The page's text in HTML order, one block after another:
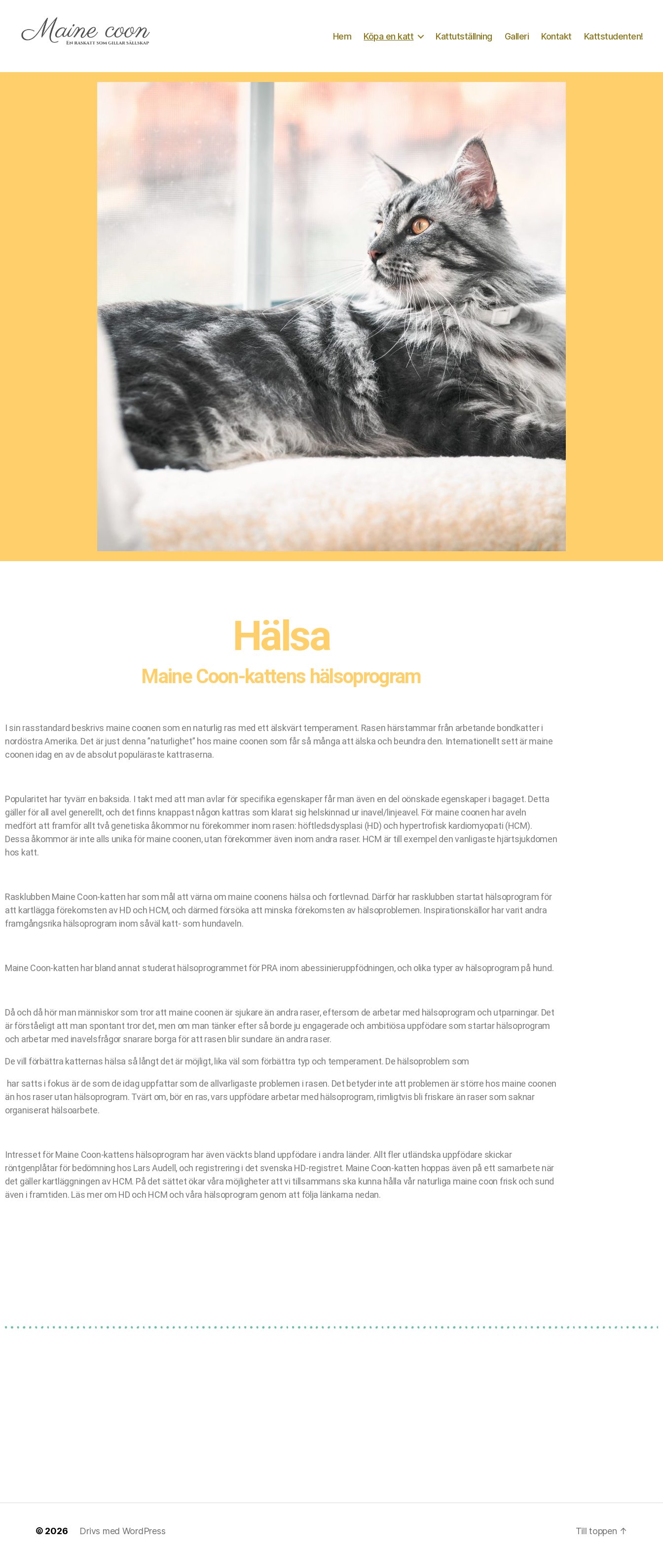
Hem Köpa en katt Kattutställning Galleri Kontakt Kattstudenten!
Hälsa
Maine Coon-kattens hälsoprogram
I sin rasstandard beskrivs maine coonen som en naturlig ras med ett älskvärt temperament. Rasen härstammar från arbetande bondkatter i
nordöstra Amerika. Det är just denna ”naturlighet” hos maine coonen som får så många att älska och beundra den. Internationellt sett är maine
coonen idag en av de absolut populäraste kattraserna.
Popularitet har tyvärr en baksida. I takt med att man avlar för specifika egenskaper får man även en del oönskade egenskaper i bagaget. Detta
gäller för all avel generellt, och det finns knappast någon kattras som klarat sig helskinnad ur inavel/linjeavel. För maine coonen har aveln
medfört att framför allt två genetiska åkommor nu förekommer inom rasen: höftledsdysplasi (HD) och hypertrofisk kardiomyopati (HCM).
Dessa åkommor är inte alls unika för maine coonen, utan förekommer även inom andra raser. HCM är till exempel den vanligaste hjärtsjukdomen
hos katt.
Rasklubben Maine Coon-katten har som mål att värna om maine coonens hälsa och fortlevnad. Därför har rasklubben startat hälsoprogram för
att kartlägga förekomsten av HD och HCM, och därmed försöka att minska förekomsten av hälsoproblemen. Inspirationskällor har varit andra
framgångsrika hälsoprogram inom såväl katt- som hundaveln.
Maine Coon-katten har bland annat studerat hälsoprogrammet för PRA inom abessinieruppfödningen, och olika typer av hälsoprogram på hund.
Då och då hör man människor som tror att maine coonen är sjukare än andra raser, eftersom de arbetar med hälsoprogram och utparningar. Det
är förståeligt att man spontant tror det, men om man tänker efter så borde ju engagerade och ambitiösa uppfödare som startar hälsoprogram
och arbetar med inavelsfrågor snarare borga för att rasen blir sundare än andra raser.
De vill förbättra katternas hälsa så långt det är möjligt, lika väl som förbättra typ och temperament. De hälsoproblem som
har satts i fokus är de som de idag uppfattar som de allvarligaste problemen i rasen. Det betyder inte att problemen är större hos maine coonen
än hos raser utan hälsoprogram. Tvärt om, bör en ras, vars uppfödare arbetar med hälsoprogram, rimligtvis bli friskare än raser som saknar
organiserat hälsoarbete.
Intresset för Maine Coon-kattens hälsoprogram har även väckts bland uppfödare i andra länder. Allt fler utländska uppfödare skickar
röntgenplåtar för bedömning hos Lars Audell, och registrering i det svenska HD-registret. Maine Coon-katten hoppas även på ett samarbete när
det gäller kartläggningen av HCM. På det sättet ökar våra möjligheter att vi tillsammans ska kunna hålla vår naturliga maine coon frisk och sund
även i framtiden. Läs mer om HD och HCM och våra hälsoprogram genom att följa länkarna nedan.
© 2026 Drivs med WordPress Till toppen ↑